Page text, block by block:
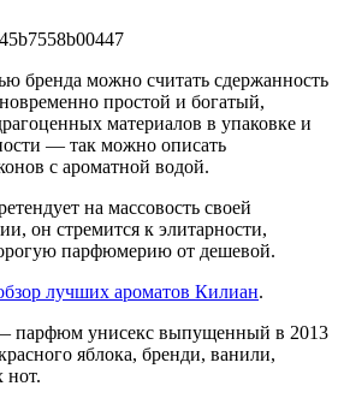
бренда можно считать сдержанность
простой и богатый,
материалов в упаковке и
— так можно описать
с ароматной водой.
на массовость своей
он стремится к элитарности,
парфюмерию от дешевой.
лучших ароматов Килиан.
парфюм унисекс выпущенный в 2013
яблока, бренди, ванили,
нот.